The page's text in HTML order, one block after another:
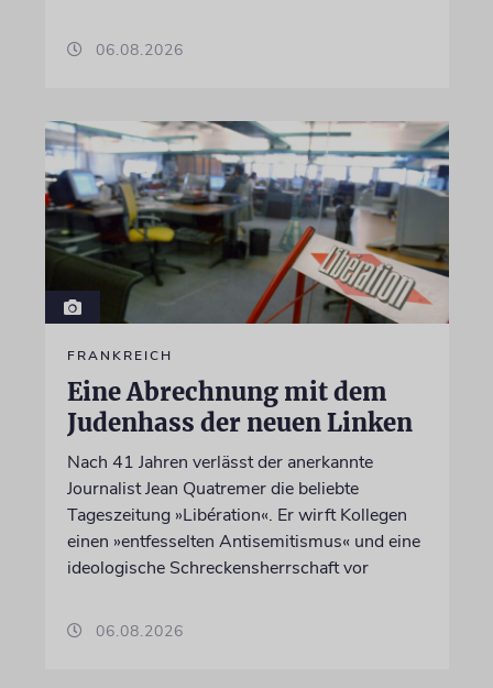
06.08.2026
FRANKREICH
Eine Abrechnung mit dem
Judenhass der neuen Linken
Nach 41 Jahren verlässt der anerkannte
Journalist Jean Quatremer die beliebte
Tageszeitung »Libération«. Er wirft Kollegen
einen »entfesselten Antisemitismus« und eine
ideologische Schreckensherrschaft vor
06.08.2026